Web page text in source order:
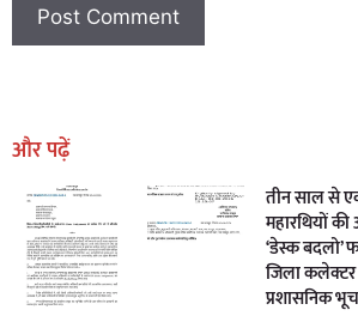
और पढ़ें
तीन साल से
महारथियों
‘डेस्क बदलो’
जिला
प्रशासनिक